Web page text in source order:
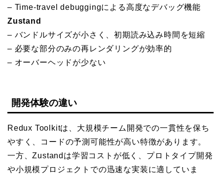
– Time-travel debuggingによる高度なデバッグ機能
Zustand
– バンドルサイズが小さく、初期読み込み時間を短縮
– 必要な部分のみの再レンダリングが効率的
– オーバーヘッドが少ない
開発体験の違い
Redux Toolkitは、大規模チーム開発での一貫性を保ち
やすく、コードの予測可能性が高い特徴があります。
一方、Zustandは学習コストが低く、プロトタイプ開発
や小規模プロジェクトでの迅速な実装に適していま